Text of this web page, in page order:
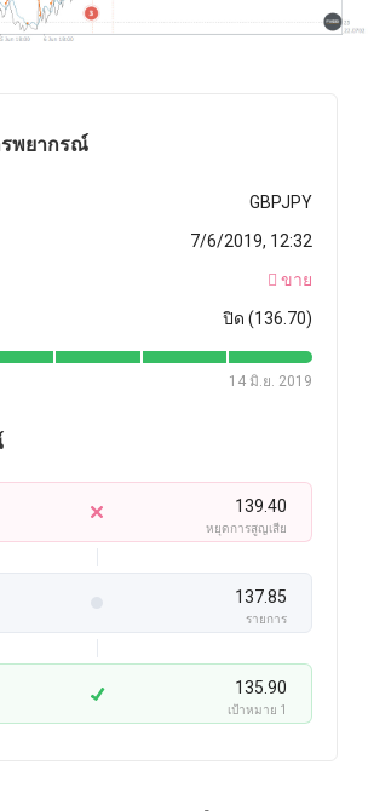
รพยากรณ์
GBPJPY
7/6/2019, 12:32
ขาย
ปิด (136.70)
14 มิ.ย. 2019
139.40
หยุดการสูญเสีย
137.85
รายการ
135.90
เป้าหมาย 1